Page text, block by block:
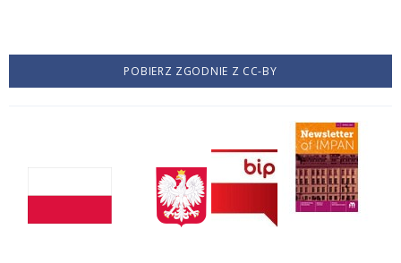
POBIERZ ZGODNIE Z CC-BY